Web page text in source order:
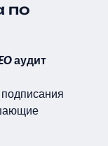
по
аудит